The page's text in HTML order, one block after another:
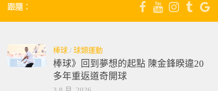
跟隨：
棒球 / 球類運動
棒球》回到夢想的起點 陳金鋒睽違20
多年重返道奇開球